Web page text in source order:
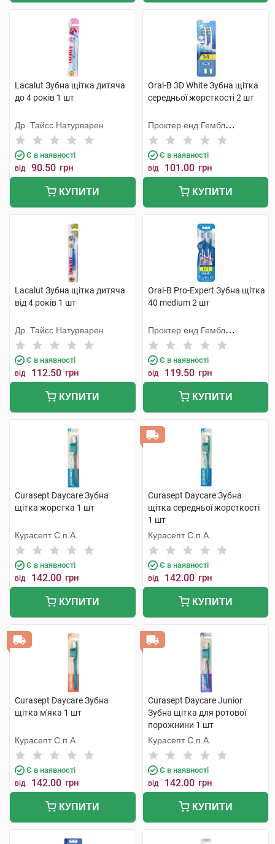
Lacalut Зубна щітка дитяча
до 4 років 1 шт
Др. Тайсс Натурварен
Є в наявності
від 90.50 грн
КУПИТИ
Oral-B 3D White Зубна щітка
середньої жорсткості 2 шт
Проктер енд Гембл
Меньюфекчурінг
Є в наявності
від 101.00 грн
КУПИТИ
Lacalut Зубна щітка дитяча
від 4 років 1 шт
Др. Тайсс Натурварен
Є в наявності
від 112.50 грн
КУПИТИ
Oral-B Pro-Expert Зубна щітка
40 medium 2 шт
Проктер енд Гембл
Меньюфекчурінг
Є в наявності
від 119.50 грн
КУПИТИ
Curasept Daycare Зубна
щітка жорстка 1 шт
Курасепт С.п.А.
Є в наявності
від 142.00 грн
КУПИТИ
Curasept Daycare Зубна
щітка середньої жорсткості
1 шт
Курасепт С.п.А.
Є в наявності
від 142.00 грн
КУПИТИ
Curasept Daycare Зубна
щітка м'яка 1 шт
Курасепт С.п.А.
Є в наявності
від 142.00 грн
КУПИТИ
Curasept Daycare Junior
Зубна щітка для ротової
порожнини 1 шт
Курасепт С.п.А.
Є в наявності
від 142.00 грн
КУПИТИ